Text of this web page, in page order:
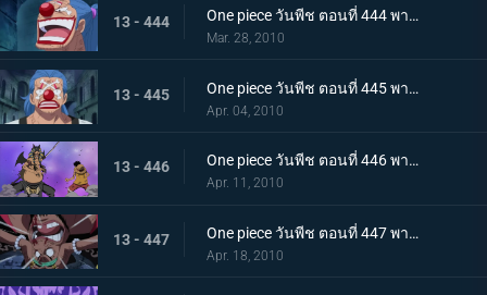
13 - 444 One piece วันพีช ตอนที่ 444 พากย์ไทย ความวุ่นวายยิ่งโหมกระหน่ำ! ทีชหนวดดำเข้าจู่โจม!
Mar. 28, 2010
13 - 445 One piece วันพีช ตอนที่ 445 พากย์ไทย การเผชิญหน้าสุดอันตราย! หนวดดำและชิริวแห่งสายฝน!
Apr. 04, 2010
13 - 446 One piece วันพีช ตอนที่ 446 พากย์ไทย ยังไงก็จะไม่ยอมแพ้! ฮันนิบาลเอาจริงแล้ว
Apr. 11, 2010
13 - 447 One piece วันพีช ตอนที่ 447 พากย์ไทย หมัดปืนเจ็ตแห่งความโกรธ! ลูฟี่ ปะทะ หนวดดำ!
Apr. 18, 2010